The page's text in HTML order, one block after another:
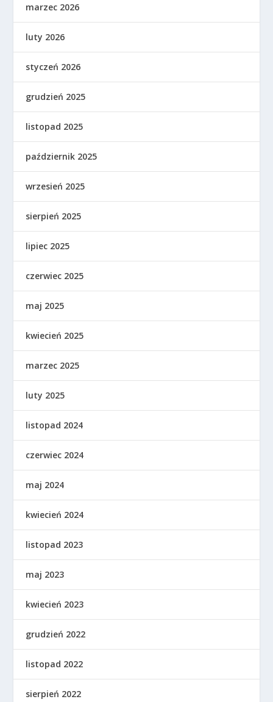
marzec 2026
luty 2026
styczeń 2026
grudzień 2025
listopad 2025
październik 2025
wrzesień 2025
sierpień 2025
lipiec 2025
czerwiec 2025
maj 2025
kwiecień 2025
marzec 2025
luty 2025
listopad 2024
czerwiec 2024
maj 2024
kwiecień 2024
listopad 2023
maj 2023
kwiecień 2023
grudzień 2022
listopad 2022
sierpień 2022